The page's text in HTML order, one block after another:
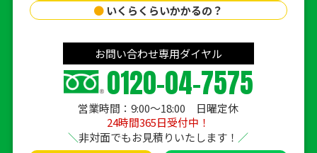
● いくらくらいかかるの？
お問い合わせ専用ダイヤル
0120-04-7575
営業時間：9:00〜18:00 日曜定休
24時間365日受付中！
非対面でもお見積りいたします！